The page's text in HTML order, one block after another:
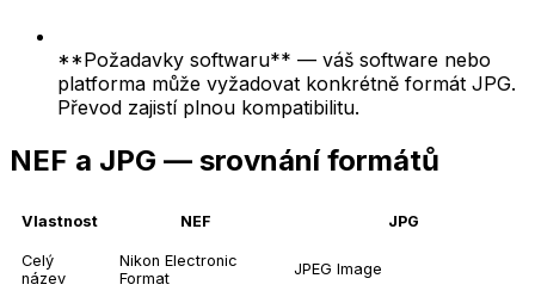
**Požadavky softwaru** — váš software nebo
platforma může vyžadovat konkrétně formát JPG.
Převod zajistí plnou kompatibilitu.
NEF a JPG — srovnání formátů
Vlastnost NEF JPG
Celý
název
Nikon Electronic
Format
JPEG Image